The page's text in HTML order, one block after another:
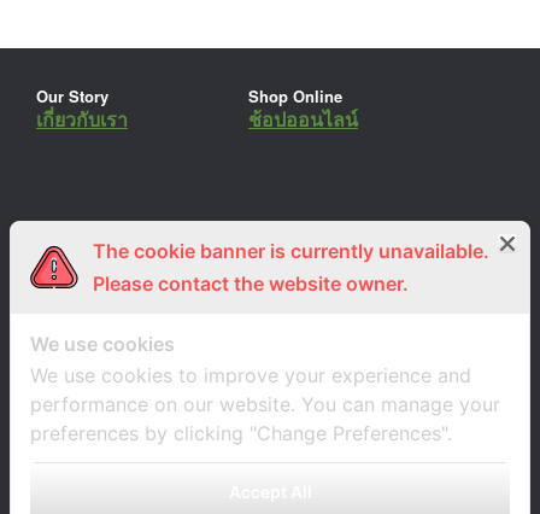
Our Story
เกี่ยวกับเรา
Shop Online
ช้อปออนไลน์
ร่วมงานกับเรา
สมัครงาน
Lemon Farm Cafe
ร้านอาหารอินทรีย์
The cookie banner is currently unavailable.
Please contact the website owner.
We use cookies
We use cookies to improve your experience and
performance on our website. You can manage your
preferences by clicking "Change Preferences".